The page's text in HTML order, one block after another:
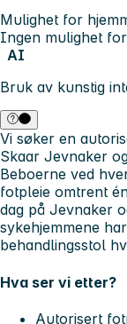
Mulighet for
Ingen mulighet
AI
Bruk av kunstig
Vi søker en
Skaar Jevnaker
Beboerne ved
fotpleie omtrent
dag på Jevnaker
sykehjemmene
behandlingsstol
Hva ser vi etter?
Autorisert